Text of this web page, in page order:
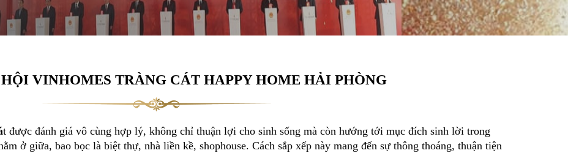
VINHOMES TRÀNG CÁT HAPPY HOME HẢI PHÒNG
t được đánh giá vô cùng hợp lý, không chỉ thuận lợi cho sinh sống mà còn hướng tới mục đích sinh lời trong
ở giữa, bao bọc là biệt thự, nhà liền kề, shophouse. Cách sắp xếp này mang đến sự thông thoáng, thuận tiện